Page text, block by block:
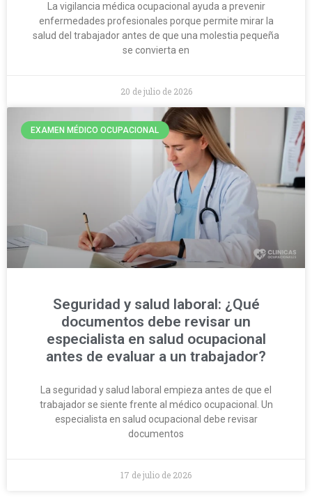
La vigilancia médica ocupacional ayuda a prevenir
enfermedades profesionales porque permite mirar la
salud del trabajador antes de que una molestia pequeña
se convierta en
20 de julio de 2026
EXAMEN MÉDICO OCUPACIONAL
Seguridad y salud laboral: ¿Qué
documentos debe revisar un
especialista en salud ocupacional
antes de evaluar a un trabajador?
La seguridad y salud laboral empieza antes de que el
trabajador se siente frente al médico ocupacional. Un
especialista en salud ocupacional debe revisar
documentos
17 de julio de 2026